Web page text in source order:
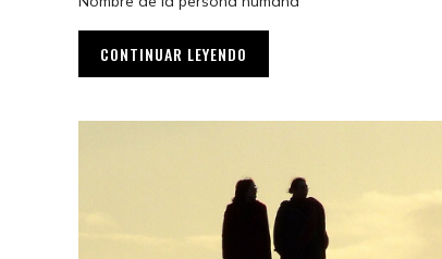
CONTINUAR LEYENDO